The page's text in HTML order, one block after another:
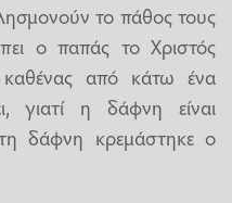
το πάθος τους
ο παπάς το Χριστός
από κάτω ένα
γιατί η δάφνη είναι
δάφνη κρεμάστηκε ο